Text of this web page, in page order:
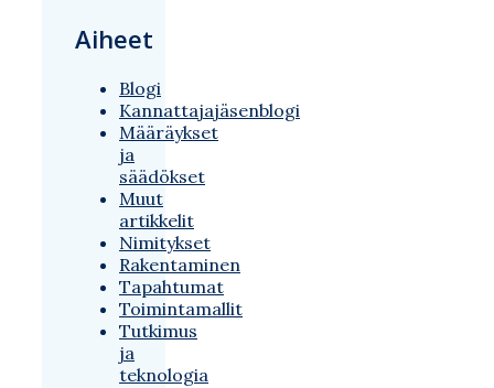
Aiheet
Blogi
Kannattajajäsenblogi
Määräykset
ja
säädökset
Muut
artikkelit
Nimitykset
Rakentaminen
Tapahtumat
Toimintamallit
Tutkimus
ja
teknologia